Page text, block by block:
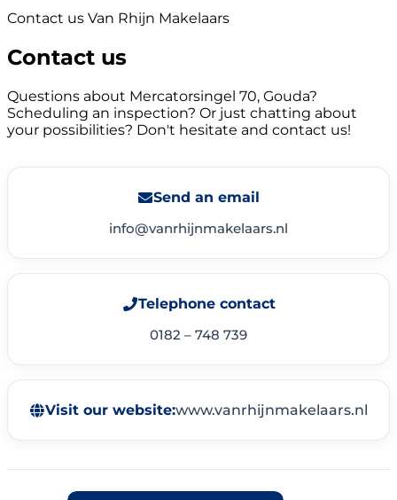
Contact us Van Rhijn Makelaars
Contact us
Questions about Mercatorsingel 70, Gouda?
Scheduling an inspection? Or just chatting about
your possibilities? Don't hesitate and contact us!
Send an email
info@vanrhijnmakelaars.nl
Telephone contact
0182 – 748 739
Visit our website:www.vanrhijnmakelaars.nl